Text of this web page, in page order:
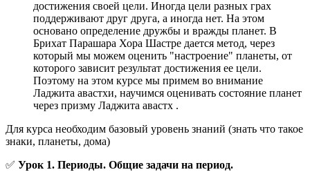
достижения своей цели. Иногда цели разных грах
поддерживают друг друга, а иногда нет. На этом
основано определение дружбы и вражды планет. В
Брихат Парашара Хора Шастре дается метод, через
который мы можем оценить "настроение" планеты, от
которого зависит результат достижения ее цели.
Поэтому на этом курсе мы примем во внимание
Ладжита авастхи, научимся оценивать состояние планет
через призму Ладжита авастх .
Для курса необходим базовый уровень знаний (знать что такое
знаки, планеты, дома)
✅ Урок 1. Периоды. Общие задачи на период.